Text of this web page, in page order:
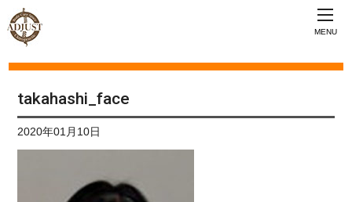
MENU
takahashi_face
2020年01月10日